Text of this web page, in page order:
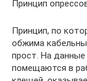
Принцип
Принцип, по
обжима
прост. На
помещаются в